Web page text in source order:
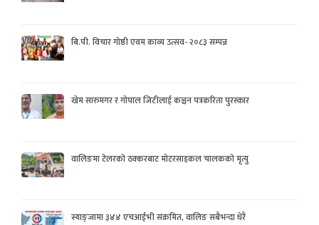
बि.पी. विचार गोष्ठी एवम काव्य उत्सव- २०८३ सम्पन्न
खेम सारुमगर र गोपाल जिटीलाई कञ्चन पत्रकरिता पुरस्कार
वालिङमा टेलरको ठक्करबाट मोटरसाइकल चालकको मृत्यु
स्याङ्जामा ३४४ एचआईभी संक्रमित, वालिङ सबैभन्दा धेरै